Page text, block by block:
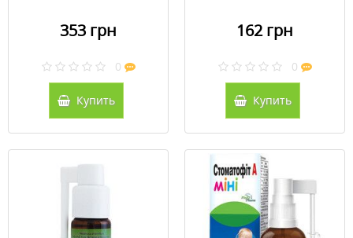
353 грн
0
Купить
162 грн
0
Купить